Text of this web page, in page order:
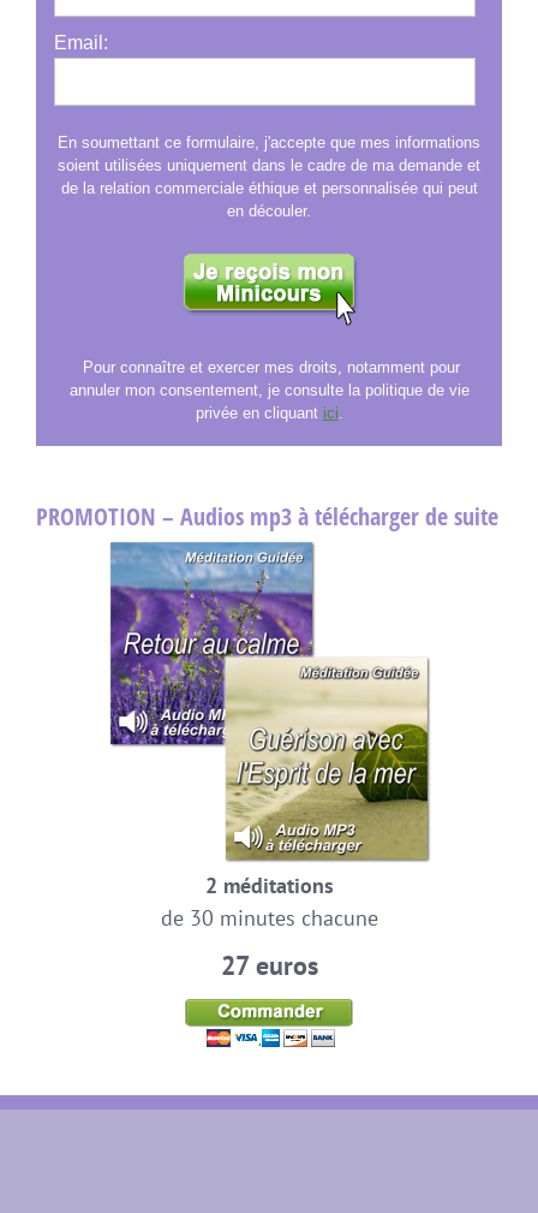
Email:
En soumettant ce formulaire, j'accepte que mes informations
soient utilisées uniquement dans le cadre de ma demande et
de la relation commerciale éthique et personnalisée qui peut
en découler.
Pour connaître et exercer mes droits, notamment pour
annuler mon consentement, je consulte la politique de vie
privée en cliquantici.
PROMOTION – Audios mp3 à télécharger de suite
2 méditations
de 30 minutes chacune
27 euros